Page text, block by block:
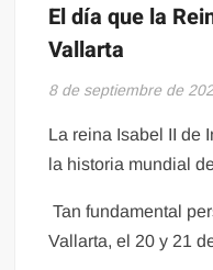
El día que la
Vallarta
8 de septiembre de
La reina Isabel II de
la historia mundial
Tan fundamental
Vallarta, el 20 y 21